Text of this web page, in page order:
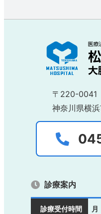
〒220-0041
神奈川県横
診療案内
診療受付時間 月